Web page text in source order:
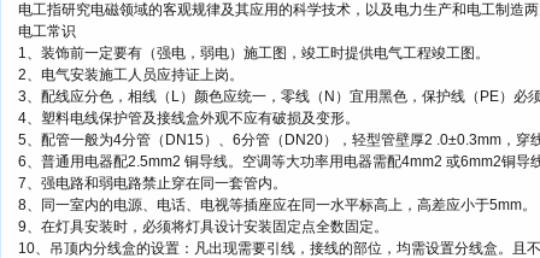
电工指研究电磁领域的客观规律及其应用的科学技术，以及电力生产和电工制造
电工常识
1、装饰前一定要有（强电，弱电）施工图，竣工时提供电气工程竣工图。
2、电气安装施工人员应持证上岗。
3、配线应分色，相线（L）颜色应统一，零线（N）宜用黑色，保护线（PE）必
4、塑料电线保护管及接线盒外观不应有破损及变形。
5、配管一般为4分管（DN15）、6分管（DN20），轻型管壁厚2 .0±0.3mm，穿
6、普通用电器配2.5mm2 铜导线。空调等大功率用电器需配4mm2 或6mm2铜导
7、强电路和弱电路禁止穿在同一套管内。
8、同一室内的电源、电话、电视等插座应在同一水平标高上，高差应小于5mm。
9、在灯具安装时，必须将灯具设计安装固定点全数固定。
10、吊顶内分线盒的设置：凡出现需要引线，接线的部位，均需设置分线盒。且